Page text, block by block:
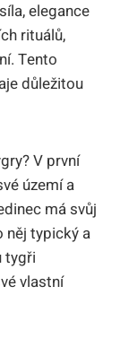
elegance
rituálů,
Tento
důležitou
V první
území a
má svůj
něj typický a
tygři
vlastní